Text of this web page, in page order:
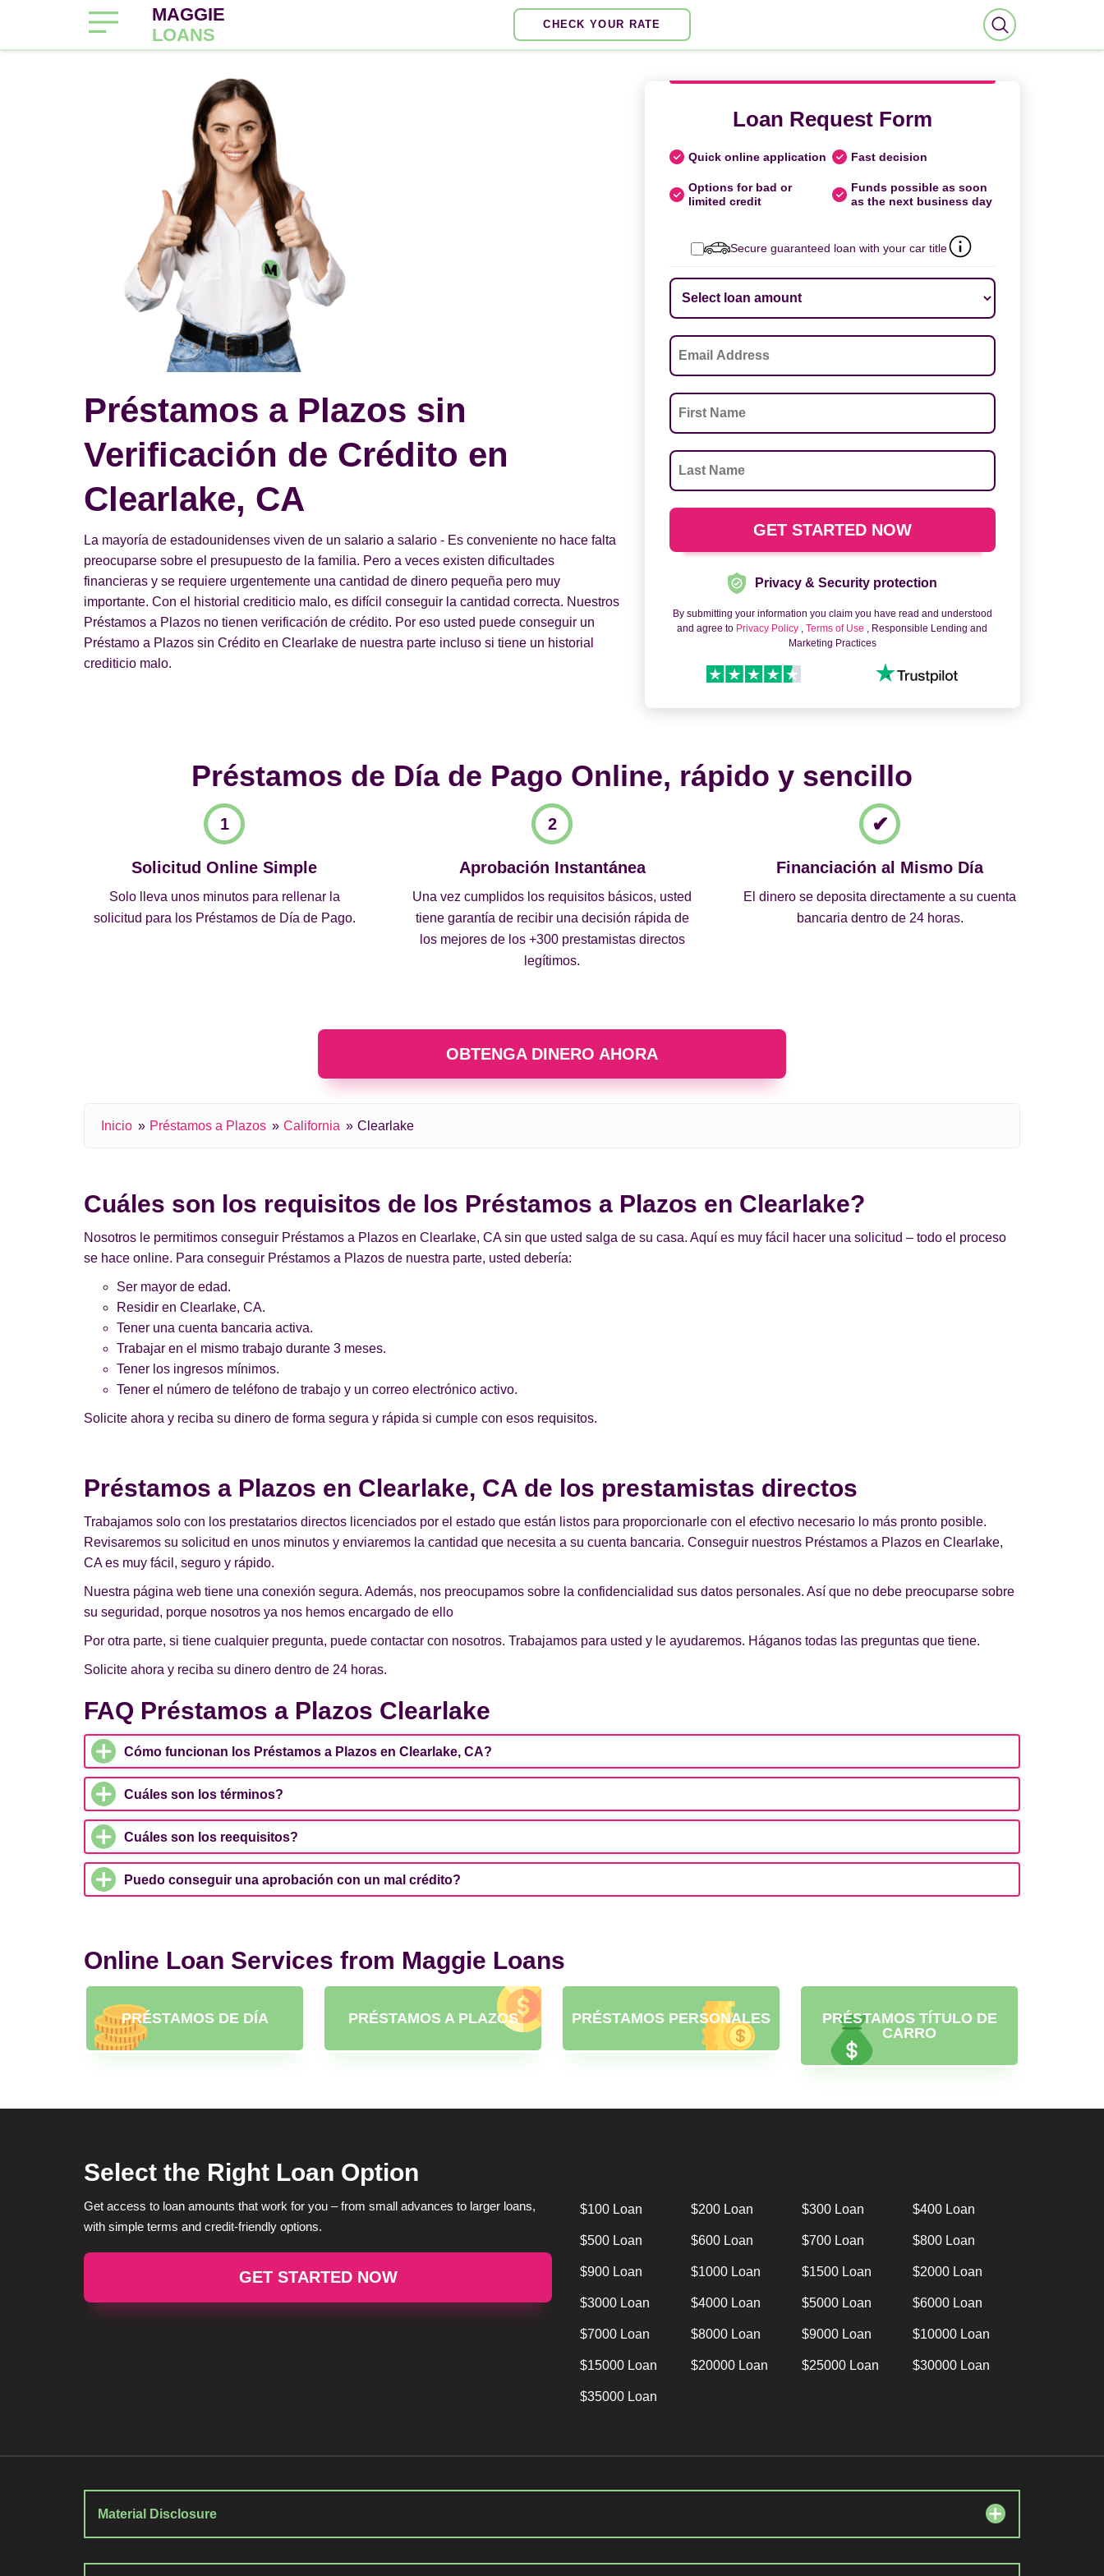
MAGGIE
LOANS
CHECK YOUR RATE
Préstamos a Plazos sin
Verificación de Crédito en
Clearlake, CA
La mayoría de estadounidenses viven de un salario a salario - Es conveniente no hace falta
preocuparse sobre el presupuesto de la familia. Pero a veces existen dificultades
financieras y se requiere urgentemente una cantidad de dinero pequeña pero muy
importante. Con el historial crediticio malo, es difícil conseguir la cantidad correcta. Nuestros
Préstamos a Plazos no tienen verificación de crédito. Por eso usted puede conseguir un
Préstamo a Plazos sin Crédito en Clearlake de nuestra parte incluso si tiene un historial
crediticio malo.
Loan Request Form
Quick online application Fast decision
Options for bad or
limited credit
Funds possible as soon
as the next business day
Secure guaranteed loan with your car title
Privacy & Security protection
By submitting your information you claim you have read and understood
and agree to Privacy Policy ,Terms of Use , Responsible Lending and
Marketing Practices
Préstamos de Día de Pago Online, rápido y sencillo
Solicitud Online Simple
Solo lleva unos minutos para rellenar la
solicitud para los Préstamos de Día de Pago.
Aprobación Instantánea
Una vez cumplidos los requisitos básicos, usted
tiene garantía de recibir una decisión rápida de
los mejores de los +300 prestamistas directos
legítimos.
Financiación al Mismo Día
El dinero se deposita directamente a su cuenta
bancaria dentro de 24 horas.
OBTENGA DINERO AHORA
Inicio Préstamos a Plazos California Clearlake
Cuáles son los requisitos de los Préstamos a Plazos en Clearlake?
Nosotros le permitimos conseguir Préstamos a Plazos en Clearlake, CA sin que usted salga de su casa. Aquí es muy fácil hacer una solicitud – todo el proceso
se hace online. Para conseguir Préstamos a Plazos de nuestra parte, usted debería:
Ser mayor de edad.
Residir en Clearlake, CA.
Tener una cuenta bancaria activa.
Trabajar en el mismo trabajo durante 3 meses.
Tener los ingresos mínimos.
Tener el número de teléfono de trabajo y un correo electrónico activo.
Solicite ahora y reciba su dinero de forma segura y rápida si cumple con esos requisitos.
Préstamos a Plazos en Clearlake, CA de los prestamistas directos
Trabajamos solo con los prestatarios directos licenciados por el estado que están listos para proporcionarle con el efectivo necesario lo más pronto posible.
Revisaremos su solicitud en unos minutos y enviaremos la cantidad que necesita a su cuenta bancaria. Conseguir nuestros Préstamos a Plazos en Clearlake,
CA es muy fácil, seguro y rápido.
Nuestra página web tiene una conexión segura. Además, nos preocupamos sobre la confidencialidad sus datos personales. Así que no debe preocuparse sobre
su seguridad, porque nosotros ya nos hemos encargado de ello
Por otra parte, si tiene cualquier pregunta, puede contactar con nosotros. Trabajamos para usted y le ayudaremos. Háganos todas las preguntas que tiene.
Solicite ahora y reciba su dinero dentro de 24 horas.
FAQ Préstamos a Plazos Clearlake
Cómo funcionan los Préstamos a Plazos en Clearlake, CA?
Cuáles son los términos?
Cuáles son los reequisitos?
Puedo conseguir una aprobación con un mal crédito?
Online Loan Services from Maggie Loans
PRÉSTAMOS DE DÍA PRÉSTAMOS A PLAZOS PRÉSTAMOS PERSONALES
PRÉSTAMOS TÍTULO DE
CARRO
Select the Right Loan Option
Get access to loan amounts that work for you – from small advances to larger loans,
with simple terms and credit-friendly options.
GET STARTED NOW
$100 Loan $200 Loan $300 Loan $400 Loan
$500 Loan $600 Loan $700 Loan $800 Loan
$900 Loan $1000 Loan $1500 Loan $2000 Loan
$3000 Loan $4000 Loan $5000 Loan $6000 Loan
$7000 Loan $8000 Loan $9000 Loan $10000 Loan
$15000 Loan $20000 Loan $25000 Loan $30000 Loan
$35000 Loan
Material Disclosure